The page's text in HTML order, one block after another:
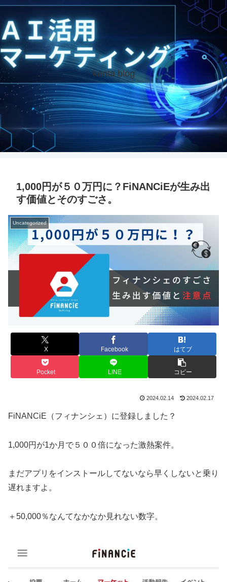
kenta blog
1,000円が５０万円に？FiNANCiEが生み出
す価値とそのすごさ。
Uncategorized
X Facebook はてブ
Pocket LINE コピー
2024.02.14 2024.02.17
FiNANCiE（フィナンシェ）に登録しました？
1,000円が1か月で５００倍になった激熱案件。
まだアプリをインストールしてないなら早くしないと乗り
遅れますよ。
＋50,000％なんてなかなか見れない数字。